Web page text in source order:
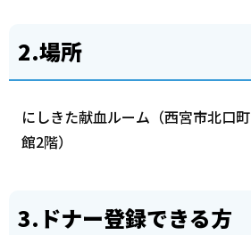
2.場所
にしきた献血ルーム（西宮市北口
館2階）
3.ドナー登録できる方